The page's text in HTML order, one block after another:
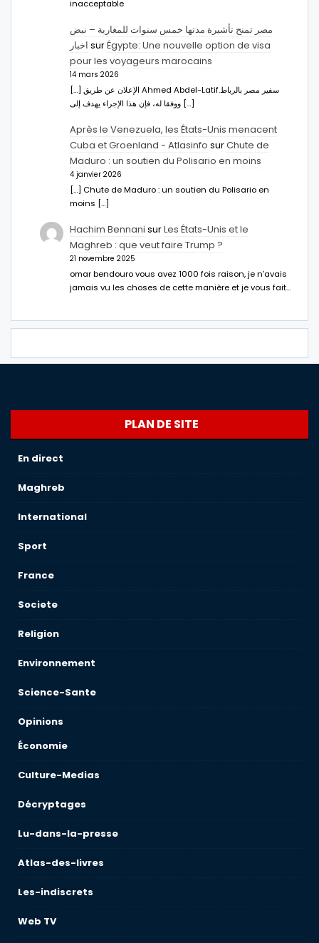
inacceptable
مصر تمنح تأشيرة مدتها خمس سنوات للمغاربة – نبض
اخبار surÉgypte: Une nouvelle option de visa
pour les voyageurs marocains
14 mars 2026
[…] الإعلان عن طريق Ahmed Abdel-Latifسفير مصر بالرباط.
ووفقا له، فإن هذا الإجراء يهدف إلى […]
Après le Venezuela, les États-Unis menacent
Cuba et Groenland - Atlasinfo surChute de
Maduro : un soutien du Polisario en moins
4 janvier 2026
[…] Chute de Maduro : un soutien du Polisario en
moins […]
Hachim Bennani surLes États-Unis et le
Maghreb : que veut faire Trump ?
21 novembre 2025
omar bendouro vous avez 1000 fois raison, je n'avais
jamais vu les choses de cette manière et je vous fait…
PLAN DE SITE
En direct
Maghreb
International
Sport
France
Societe
Religion
Environnement
Science-Sante
Opinions
Économie
Culture-Medias
Décryptages
Lu-dans-la-presse
Atlas-des-livres
Les-indiscrets
Web TV